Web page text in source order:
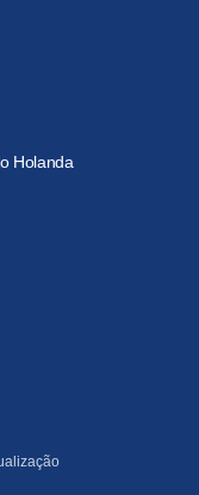
Holanda